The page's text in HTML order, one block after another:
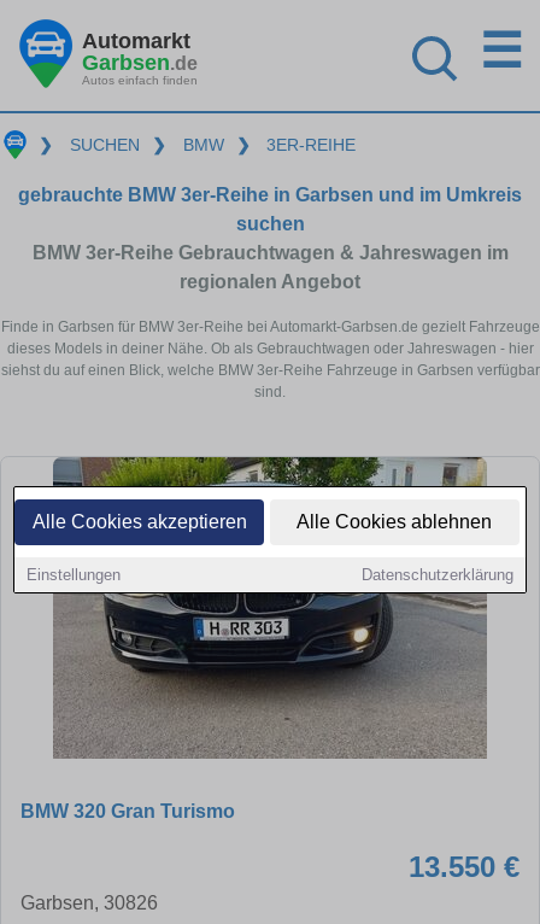
Alle Cookies akzeptieren Alle Cookies ablehnen
Einstellungen Datenschutzerklärung
Automarkt
Garbsen.de
Autos einfach finden
☰
❯ SUCHEN ❯ BMW ❯ 3ER-REIHE
gebrauchte BMW 3er-Reihe in Garbsen und im Umkreis
suchen
BMW 3er-Reihe Gebrauchtwagen & Jahreswagen im
regionalen Angebot
Finde in Garbsen für BMW 3er-Reihe bei Automarkt-Garbsen.de gezielt Fahrzeuge
dieses Models in deiner Nähe. Ob als Gebrauchtwagen oder Jahreswagen - hier
siehst du auf einen Blick, welche BMW 3er-Reihe Fahrzeuge in Garbsen verfügbar
sind.
BMW 320 Gran Turismo
13.550 €
Garbsen, 30826